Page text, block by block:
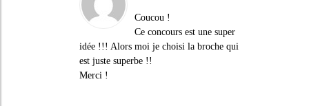
Coucou !
Ce concours est une super
idée !!! Alors moi je choisi la broche qui
est juste superbe !!
Merci !